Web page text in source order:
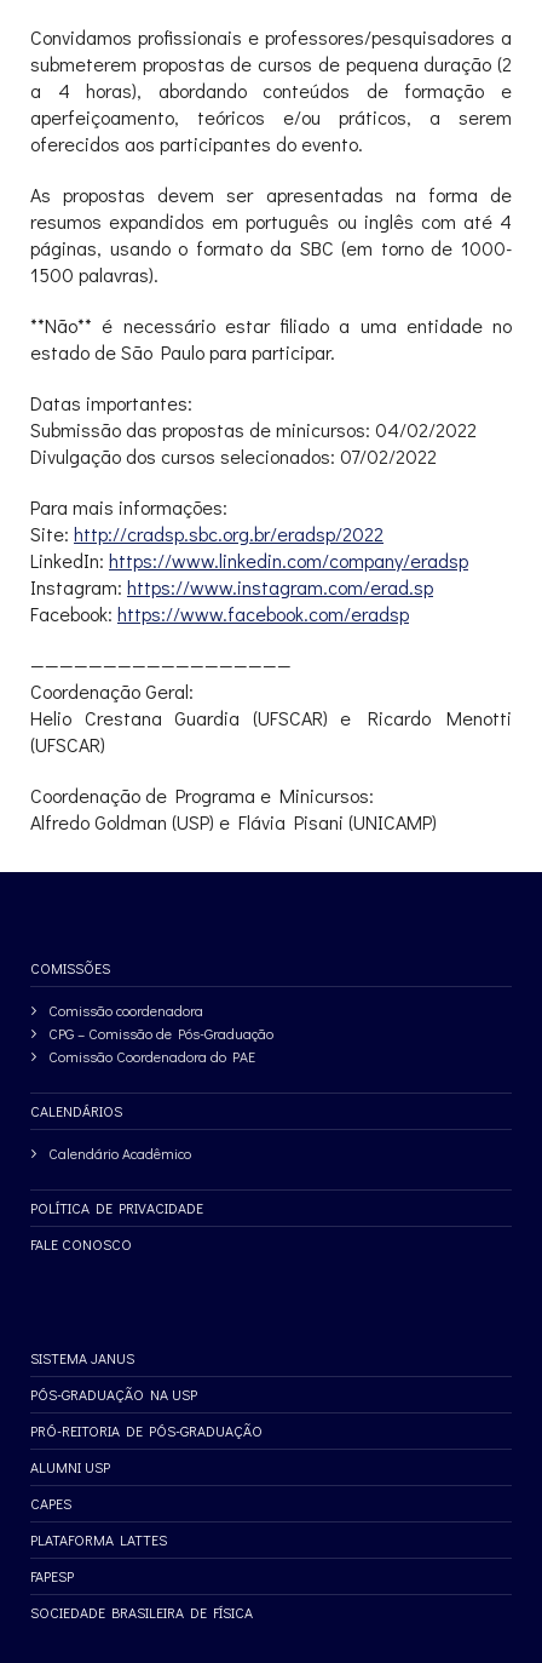
Convidamos profissionais e professores/pesquisadores a
submeterem propostas de cursos de pequena duração (2
a 4 horas), abordando conteúdos de formação e
aperfeiçoamento, teóricos e/ou práticos, a serem
oferecidos aos participantes do evento.
As propostas devem ser apresentadas na forma de
resumos expandidos em português ou inglês com até 4
páginas, usando o formato da SBC (em torno de 1000-
1500 palavras).
**Não** é necessário estar filiado a uma entidade no
estado de São Paulo para participar.
Datas importantes:
Submissão das propostas de minicursos: 04/02/2022
Divulgação dos cursos selecionados: 07/02/2022
Para mais informações:
Site: http://cradsp.sbc.org.br/eradsp/2022
LinkedIn: https://www.linkedin.com/company/eradsp
Instagram: https://www.instagram.com/erad.sp
Facebook: https://www.facebook.com/eradsp
——————————————————
Coordenação Geral:
Helio Crestana Guardia (UFSCAR) e Ricardo Menotti
(UFSCAR)
Coordenação de Programa e Minicursos:
Alfredo Goldman (USP) e Flávia Pisani (UNICAMP)
COMISSÕES
Comissão coordenadora
CPG – Comissão de Pós-Graduação
Comissão Coordenadora do PAE
CALENDÁRIOS
Calendário Acadêmico
POLÍTICA DE PRIVACIDADE
FALE CONOSCO
SISTEMA JANUS
PÓS-GRADUAÇÃO NA USP
PRÓ-REITORIA DE PÓS-GRADUAÇÃO
ALUMNI USP
CAPES
PLATAFORMA LATTES
FAPESP
SOCIEDADE BRASILEIRA DE FÍSICA